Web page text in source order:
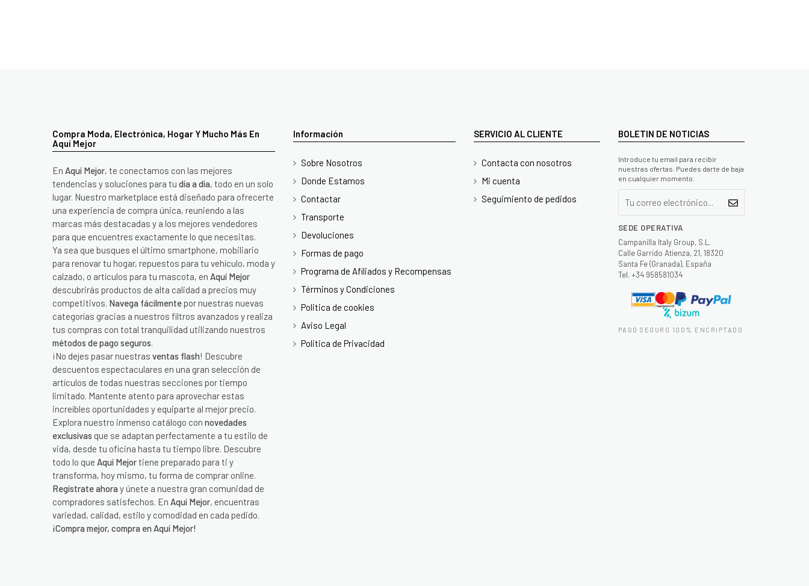
Compra Moda, Electrónica, Hogar Y Mucho Más En
Aquí Mejor
En Aquí Mejor, te conectamos con las mejores
tendencias y soluciones para tu día a día, todo en un solo
lugar. Nuestro marketplace está diseñado para ofrecerte
una experiencia de compra única, reuniendo a las
marcas más destacadas y a los mejores vendedores
para que encuentres exactamente lo que necesitas.
Ya sea que busques el último smartphone, mobiliario
para renovar tu hogar, repuestos para tu vehículo, moda y
calzado, o artículos para tu mascota, en Aquí Mejor
descubrirás productos de alta calidad a precios muy
competitivos. Navega fácilmente por nuestras nuevas
categorías gracias a nuestros filtros avanzados y realiza
tus compras con total tranquilidad utilizando nuestros
métodos de pago seguros.
¡No dejes pasar nuestras ventas flash! Descubre
descuentos espectaculares en una gran selección de
artículos de todas nuestras secciones por tiempo
limitado. Mantente atento para aprovechar estas
increíbles oportunidades y equiparte al mejor precio.
Explora nuestro inmenso catálogo con novedades
exclusivas que se adaptan perfectamente a tu estilo de
vida, desde tu oficina hasta tu tiempo libre. Descubre
todo lo que Aquí Mejortiene preparado para ti y
transforma, hoy mismo, tu forma de comprar online.
Regístrate ahora y únete a nuestra gran comunidad de
compradores satisfechos. En Aquí Mejor, encuentras
variedad, calidad, estilo y comodidad en cada pedido.
¡Compra mejor, compra en Aquí Mejor!
Información
Sobre Nosotros
Donde Estamos
Contactar
Transporte
Devoluciones
Formas de pago
Programa de Afiliados y Recompensas
Términos y Condiciones
Politica de cookies
Aviso Legal
Politica de Privacidad
SERVICIO AL CLIENTE
Contacta con nosotros
Mi cuenta
Seguimiento de pedidos
BOLETIN DE NOTICIAS
Introduce tu email para recibir
nuestras ofertas. Puedes darte de baja
en cualquier momento.
SEDE OPERATIVA
Campanilla Italy Group, S.L.
Calle Garrido Atienza, 21, 18320
Santa Fe (Granada), España
Tel. +34 958581034
PAGO SEGURO 100% ENCRIPTADO